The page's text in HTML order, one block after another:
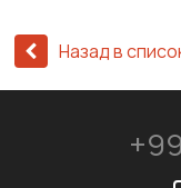
Назад в